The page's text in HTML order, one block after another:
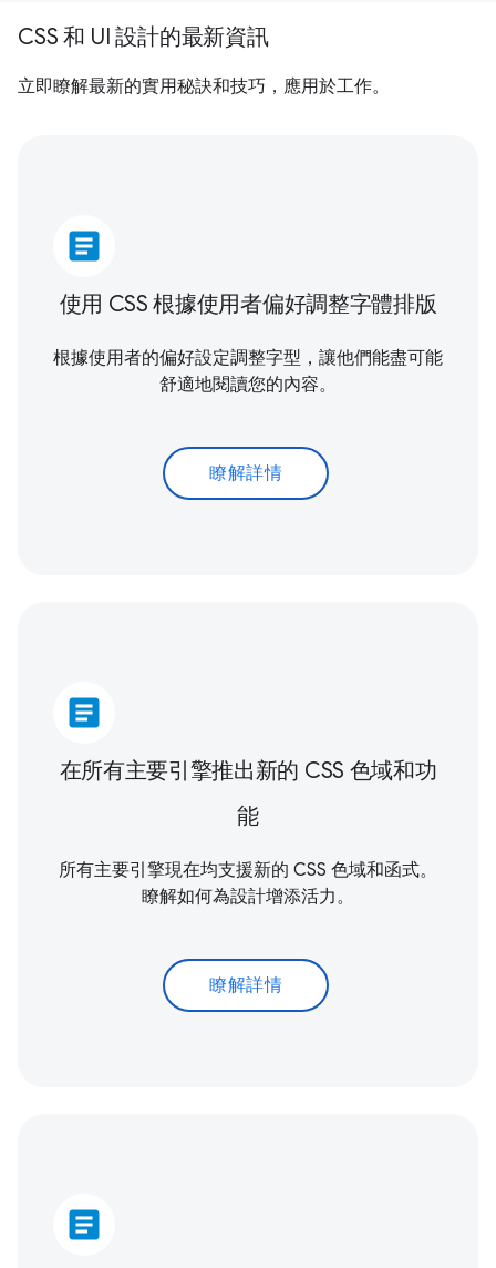
CSS 和 UI 設計的最新資訊
立即瞭解最新的實用秘訣和技巧，應用於工作。
article
使用 CSS 根據使用者偏好調整字體排版
根據使用者的偏好設定調整字型，讓他們能盡可能
舒適地閱讀您的內容。
瞭解詳情
article
在所有主要引擎推出新的 CSS 色域和功
能
所有主要引擎現在均支援新的 CSS 色域和函式。
瞭解如何為設計增添活力。
瞭解詳情
article